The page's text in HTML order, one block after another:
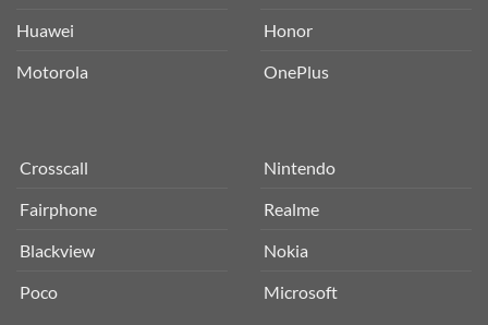
Huawei
Motorola
Honor
OnePlus
Crosscall
Fairphone
Blackview
Poco
Nintendo
Realme
Nokia
Microsoft